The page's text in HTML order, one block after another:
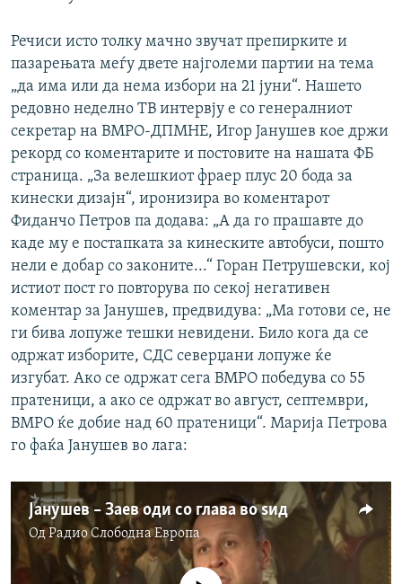
Речиси исто толку мачно звучат препирките и
пазарењата меѓу двете најголеми партии на тема
„да има или да нема избори на 21 јуни“. Нашето
редовно неделно ТВ интервју е со генералниот
секретар на ВМРО-ДПМНЕ, Игор Јанушев кое држи
рекорд со коментарите и постовите на нашата ФБ
страница. „За велешкиот фраер плус 20 бода за
кинески дизајн“, иронизира во коментарот
Фиданчо Петров па додава: „А да го прашавте до
каде му е постапката за кинеските автобуси, пошто
нели е добар со законите...“ Горан Петрушевски, кој
истиот пост го повторува по секој негативен
коментар за Јанушев, предвидува: „Ма готови се, не
ги бива лопуже тешки невидени. Било кога да се
одржат изборите, СДС северџани лопуже ќе
изгубат. Ако се одржат сега ВМРО победува со 55
пратеници, а ако се одржат во август, септември,
ВМРО ќе добие над 60 пратеници“. Марија Петрова
го фаќа Јанушев во лага:
Јанушев – Заев оди со глава во ѕид
ОдРадио Слободна Eвропа
No media source currently available